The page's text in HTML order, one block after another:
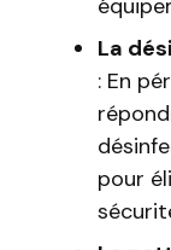
La
: En
pour